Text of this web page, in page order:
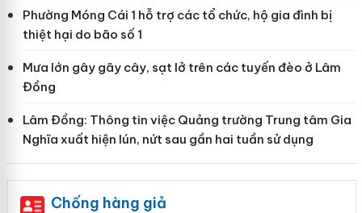
Phường Móng Cái 1 hỗ trợ các tổ chức, hộ gia đình bị
thiệt hại do bão số 1
Mưa lớn gây gãy cây, sạt lở trên các tuyến đèo ở Lâm
Đồng
Lâm Đồng: Thông tin việc Quảng trường Trung tâm Gia
Nghĩa xuất hiện lún, nứt sau gần hai tuần sử dụng
Chống hàng giả